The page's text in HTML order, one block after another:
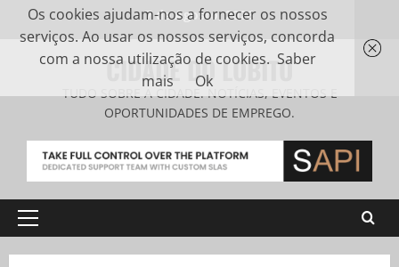
7 de Agosto, 2026
CIDADE DO LOBITO
TUDO SOBRE A CIDADE. NOTÍCIAS, EVENTOS E
OPORTUNIDADES DE EMPREGO.
Os cookies ajudam-nos a fornecer os nossos
serviços. Ao usar os nossos serviços, concorda
com a nossa utilização de cookies. Saber
mais
Ok